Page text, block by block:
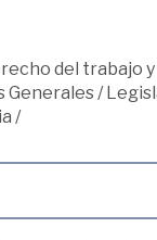
del trabajo y
Generales/
/